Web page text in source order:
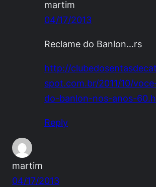
martim
04/17/2013
Reclame do Banlon…rs
http://
spot.com.br/2011/10/
do-banlon-nos-anos-
Reply
martim
04/17/2013